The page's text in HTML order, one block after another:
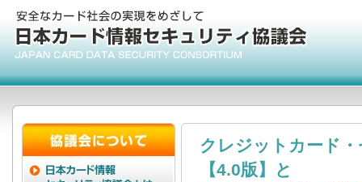
クレジットカード
【4.0版】と